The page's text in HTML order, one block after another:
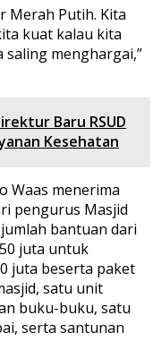
Merah Putih. Kita
kuat kalau kita
menghargai,”
Baru RSUD
Kesehatan
Waas menerima
pengurus Masjid
bantuan dari
juta untuk
juta beserta paket
satu unit
buku-buku, satu
serta santunan